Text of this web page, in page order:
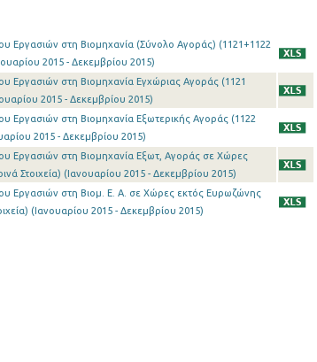
Εργασιών στη Βιομηχανία (Σύνολο Αγοράς) (1121+1122
2015 - Δεκεμβρίου 2015)
Εργασιών στη Βιομηχανία Εγχώριας Αγοράς (1121
2015 - Δεκεμβρίου 2015)
Εργασιών στη Βιομηχανία Εξωτερικής Αγοράς (1122
2015 - Δεκεμβρίου 2015)
Εργασιών στη Βιομηχανία Εξωτ, Αγοράς σε Χώρες
Στοιχεία) (Ιανουαρίου 2015 - Δεκεμβρίου 2015)
Εργασιών στη Βιομ. Ε. Α. σε Χώρες εκτός Ευρωζώνης
(Ιανουαρίου 2015 - Δεκεμβρίου 2015)